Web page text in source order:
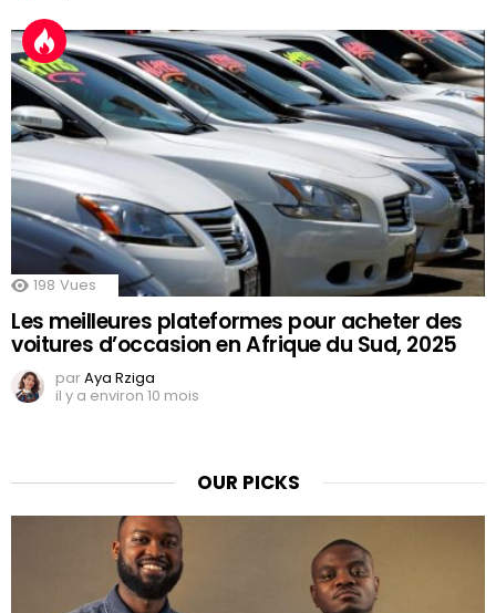
198 Vues
Les meilleures plateformes pour acheter des
voitures d’occasion en Afrique du Sud, 2025
parAya Rziga
il y a environ 10 mois
OUR PICKS